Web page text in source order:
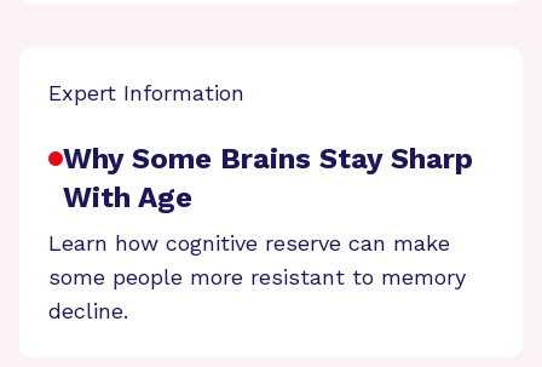
Expert Information
Why Some Brains Stay Sharp
With Age
Learn how cognitive reserve can make
some people more resistant to memory
decline.